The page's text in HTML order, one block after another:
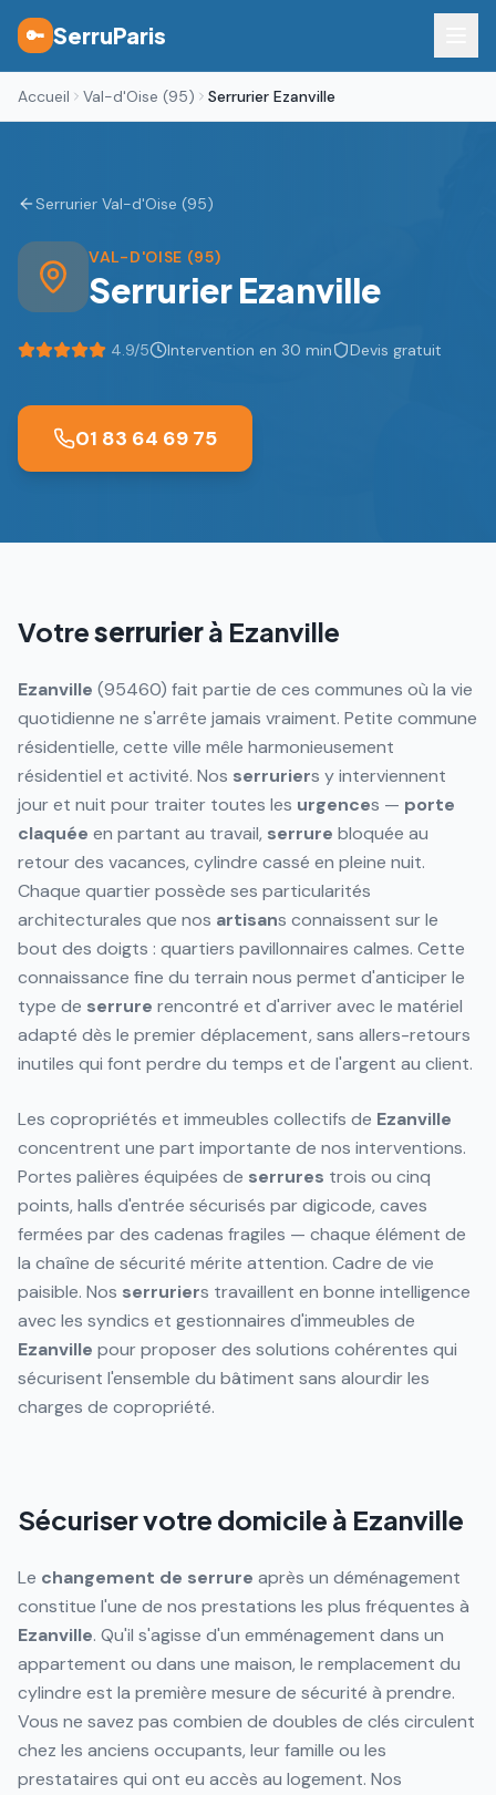
🔑 SerruParis
Accueil Val-d'Oise (95) Serrurier Ezanville
Serrurier Val-d'Oise (95)
VAL-D'OISE (95)
SerrurierEzanville
4.9/5 Intervention en 30 min Devis gratuit
01 83 64 69 75
Votreserrurierà Ezanville
Ezanville (95460) fait partie de ces communes où la vie
quotidienne ne s'arrête jamais vraiment. Petite commune
résidentielle, cette ville mêle harmonieusement
résidentiel et activité. Nos serruriers y interviennent
jour et nuit pour traiter toutes les urgences — porte
claquée en partant au travail, serrure bloquée au
retour des vacances, cylindre cassé en pleine nuit.
Chaque quartier possède ses particularités
architecturales que nos artisans connaissent sur le
bout des doigts : quartiers pavillonnaires calmes. Cette
connaissance fine du terrain nous permet d'anticiper le
type de serrure rencontré et d'arriver avec le matériel
adapté dès le premier déplacement, sans allers-retours
inutiles qui font perdre du temps et de l'argent au client.
Les copropriétés et immeubles collectifs de Ezanville
concentrent une part importante de nos interventions.
Portes palières équipées de serrures trois ou cinq
points, halls d'entrée sécurisés par digicode, caves
fermées par des cadenas fragiles — chaque élément de
la chaîne de sécurité mérite attention. Cadre de vie
paisible. Nos serruriers travaillent en bonne intelligence
avec les syndics et gestionnaires d'immeubles de
Ezanville pour proposer des solutions cohérentes qui
sécurisent l'ensemble du bâtiment sans alourdir les
charges de copropriété.
Sécuriser votre domicile à Ezanville
Le changement de serrure après un déménagement
constitue l'une de nos prestations les plus fréquentes à
Ezanville. Qu'il s'agisse d'un emménagement dans un
appartement ou dans une maison, le remplacement du
cylindre est la première mesure de sécurité à prendre.
Vous ne savez pas combien de doubles de clés circulent
chez les anciens occupants, leur famille ou les
prestataires qui ont eu accès au logement. Nos